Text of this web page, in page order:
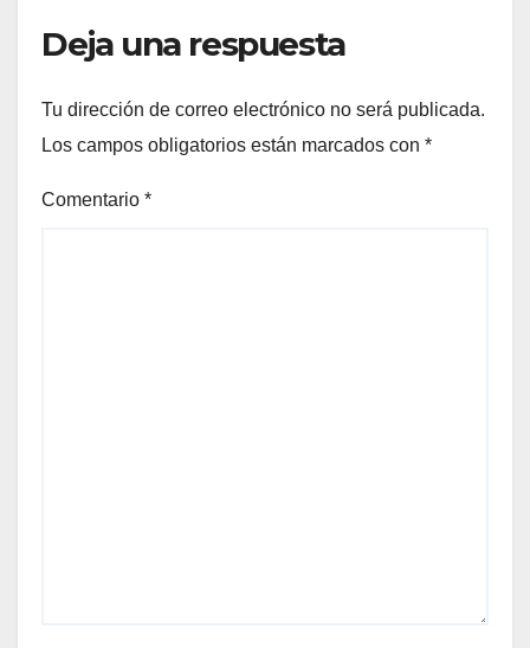
Deja una respuesta
Tu dirección de correo electrónico no será publicada.
Los campos obligatorios están marcados con *
Comentario *